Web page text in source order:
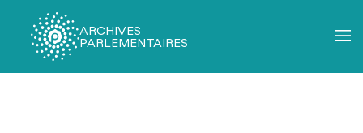
ARCHIVES
PARLEMENTAIRES